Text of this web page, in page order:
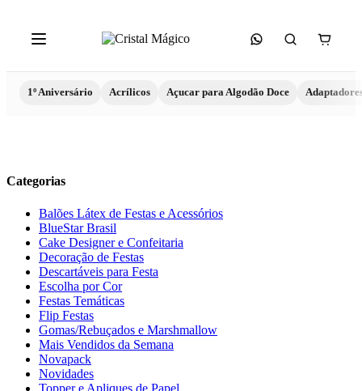
1º Aniversário Acrílicos Açucar para Algodão Doce
Categorias
Balões Látex de Festas e Acessórios
BlueStar Brasil
Cake Designer e Confeitaria
Decoração de Festas
Descartáveis para Festa
Escolha por Cor
Festas Temáticas
Flip Festas
Gomas/Rebuçados e Marshmallow
Mais Vendidos da Semana
Novapack
Novidades
Topper e Apliques de Papel